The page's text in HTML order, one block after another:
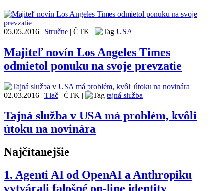
05.05.2016 | Stručne | ČTK | USA
Majiteľ novín Los Angeles Times
odmietol ponuku na svoje prevzatie
02.03.2016 | Tlač | ČTK | tajná služba
Tajná služba v USA má problém, kvôli
útoku na novinára
Najčítanejšie
1. Agenti AI od OpenAI a Anthropiku
vytvárali falošné on-line identity